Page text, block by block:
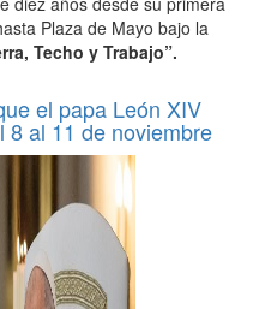
Plaza de Mayo bajo la
Techo y Trabajo”.
el papa León XIV
8 al 11 de noviembre